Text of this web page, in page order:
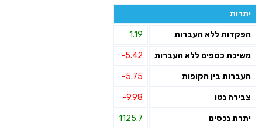
יתרות
הפקדות ללא העברות 1.19
משיכת כספים ללא העברות -5.42
העברות בין הקופות -5.75
צבירה נטו -9.98
יתרת נכסים 1125.7